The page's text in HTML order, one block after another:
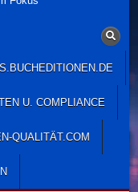
U. COMPLIANCE
QUALITÄT.COM